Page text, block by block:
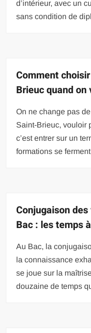
d’intérieur, avec un
sans condition de
Comment
Brieuc quand
On ne change pas
Saint-Brieuc, vouloir
c’est entrer sur un
formations se
Conjugaison
Bac : les temps
Au Bac, la
la connaissance
se joue sur la
douzaine de temps